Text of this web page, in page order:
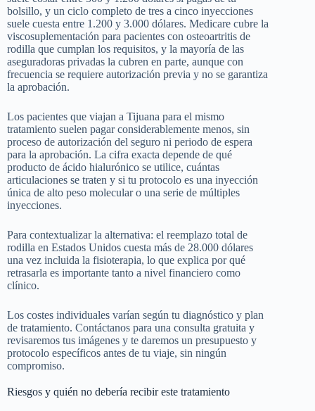
bolsillo, y un ciclo completo de tres a cinco inyecciones
suele cuesta entre 1.200 y 3.000 dólares. Medicare cubre la
viscosuplementación para pacientes con osteoartritis de
rodilla que cumplan los requisitos, y la mayoría de las
aseguradoras privadas la cubren en parte, aunque con
frecuencia se requiere autorización previa y no se garantiza
la aprobación.
Los pacientes que viajan a Tijuana para el mismo
tratamiento suelen pagar considerablemente menos, sin
proceso de autorización del seguro ni periodo de espera
para la aprobación. La cifra exacta depende de qué
producto de ácido hialurónico se utilice, cuántas
articulaciones se traten y si tu protocolo es una inyección
única de alto peso molecular o una serie de múltiples
inyecciones.
Para contextualizar la alternativa: el reemplazo total de
rodilla en Estados Unidos cuesta más de 28.000 dólares
una vez incluida la fisioterapia, lo que explica por qué
retrasarla es importante tanto a nivel financiero como
clínico.
Los costes individuales varían según tu diagnóstico y plan
de tratamiento. Contáctanos para una consulta gratuita y
revisaremos tus imágenes y te daremos un presupuesto y
protocolo específicos antes de tu viaje, sin ningún
compromiso.
Riesgos y quién no debería recibir este tratamiento